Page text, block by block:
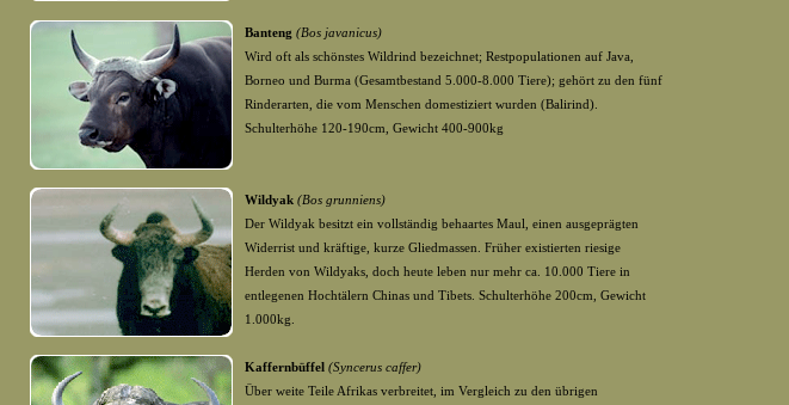
Banteng (Bos javanicus)
Wird oft als schönstes Wildrind bezeichnet; Restpopulationen auf Java,
Borneo und Burma (Gesamtbestand 5.000-8.000 Tiere); gehört zu den fünf
Rinderarten, die vom Menschen domestiziert wurden (Balirind).
Schulterhöhe 120-190cm, Gewicht 400-900kg
Wildyak (Bos grunniens)
Der Wildyak besitzt ein vollständig behaartes Maul, einen ausgeprägten
Widerrist und kräftige, kurze Gliedmassen. Früher existierten riesige
Herden von Wildyaks, doch heute leben nur mehr ca. 10.000 Tiere in
entlegenen Hochtälern Chinas und Tibets. Schulterhöhe 200cm, Gewicht
1.000kg.
Kaffernbüffel (Syncerus caffer)
Über weite Teile Afrikas verbreitet, im Vergleich zu den übrigen